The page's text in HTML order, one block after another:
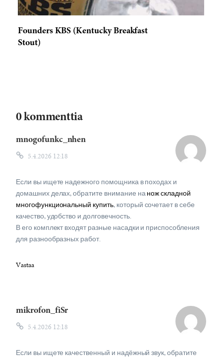
Founders KBS (Kentucky Breakfast
Stout)
0 kommenttia
mnogofunkc_nhen
5.4.2026 12:18
Если вы ищете надежного помощника в походах и
домашних делах, обратите внимание нанож складной
многофункциональный купить, который сочетает в себе
качество, удобство и долговечность.
В его комплект входят разные насадки и приспособления
для разнообразных работ.
Vastaa
mikrofon_fiSr
5.4.2026 12:18
Если вы ищете качественный и надёжный звук, обратите